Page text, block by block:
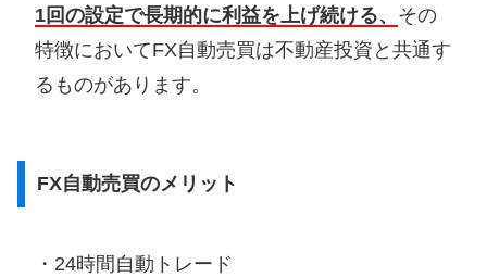
1回の設定で長期的に利益を上げ続ける、 その
特徴においてFX自動売買は不動産投資と共通す
るものがあります。
FX自動売買のメリット
・24時間自動トレード